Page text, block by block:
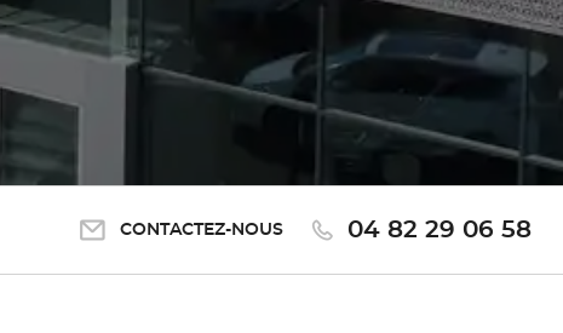
CONTACTEZ-NOUS 04 82 29 06 58